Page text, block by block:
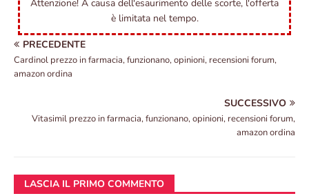
Attenzione! A causa dell'esaurimento delle scorte, l'offerta
è limitata nel tempo.
PRECEDENTE
Cardinol prezzo in farmacia, funzionano, opinioni, recensioni forum,
amazon ordina
SUCCESSIVO
Vitasimil prezzo in farmacia, funzionano, opinioni, recensioni forum,
amazon ordina
LASCIA IL PRIMO COMMENTO